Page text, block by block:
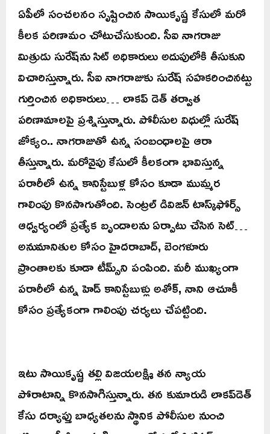
ఏపీలో సంచలనం సృష్టించిన సాయికృష్ణ కేసులో మరో
కీలక పరిణామం చోటుచేసుకుంది. సీఐ నాగరాజు
మిత్రుడు సురేష్‌ను సిట్ అధికారులు అదుపులోకి తీసుకుని
విచారిస్తున్నారు. సీఐ నాగరాజుకు సురేష్ సహకరించినట్టు
గుర్తించిన అధికారులు… లాకప్ డెత్ తర్వాత
పరిణామాలపై ప్రశ్నిస్తున్నారు. పోలీసుల విధుల్లో సురేష్
జోక్యం.. నాగరాజుతో ఉన్న సంబంధాలపై ఆరా
తీస్తున్నారు. మరోవైపు కేసులో కీలకంగా భావిస్తున్న
పరారీలో ఉన్న కానిస్టేబుళ్ల కోసం కూడా ముమ్మర
గాలింపు కొనసాగుతోంది. సెంట్రల్ డివిజన్ టాస్క్‌ఫోర్స్
ఆధ్వర్యంలో ప్రత్యేక బృందాలను ఏర్పాటు చేసిన సెట్…
అనుమానితుల కోసం హైదరాబాద్, బెంగళూరు
ప్రాంతాలకు కూడా టీమ్స్‌ని పంపింది. మరీ ముఖ్యంగా
పరారీలో ఉన్న హెడ్ కానిస్టేబుళ్లు అశోక్, నాని ఆచూకీ
కోసం ప్రత్యేకంగా గాలింపు చర్యలు చేపట్టింది.
ఇటు సాయికృష్ణ తల్లి విజయలక్ష్మి తన న్యాయ
పోరాటాన్ని కొనసాగిస్తున్నారు. తన కుమారుడి లాకప్‌డెత్‌
కేసు దర్యాప్తు బాధ్యతలను స్థానిక పోలీసుల నుంచి